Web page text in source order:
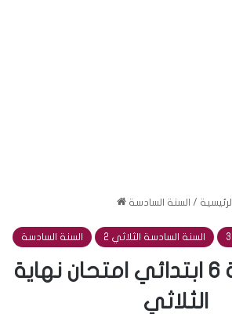
الرئيسية / السنة السادسة
السنة السادسة السنة السادسة الثلاثي 2
رياضيات سنة 6 ابتدائي امتحان نهاية
الثلاثي